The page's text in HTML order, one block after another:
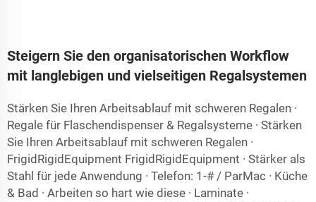
Steigern Sie den organisatorischen Workflow
mit langlebigen und vielseitigen Regalsystemen
Stärken Sie Ihren Arbeitsablauf mit schweren Regalen ·
Regale für Flaschendispenser & Regalsysteme · Stärken
Sie Ihren Arbeitsablauf mit schweren Regalen ·
FrigidRigidEquipment FrigidRigidEquipment · Stärker als
Stahl für jede Anwendung · Telefon: 1-# / ParMac · Küche
& Bad · Arbeiten so hart wie diese · Laminate ·